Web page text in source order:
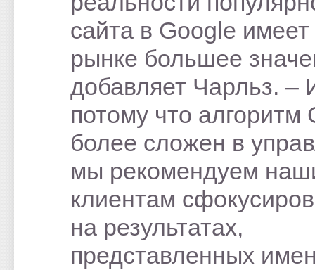
сайта в Google
рынке большее
добавляет Чарльз. –
потому что алгоритм
более сложен в
мы рекомендуем
клиентам
на результатах,
представленных